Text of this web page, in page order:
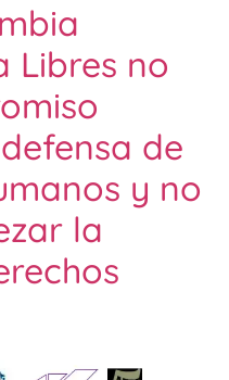
Libres no
de
y no
la